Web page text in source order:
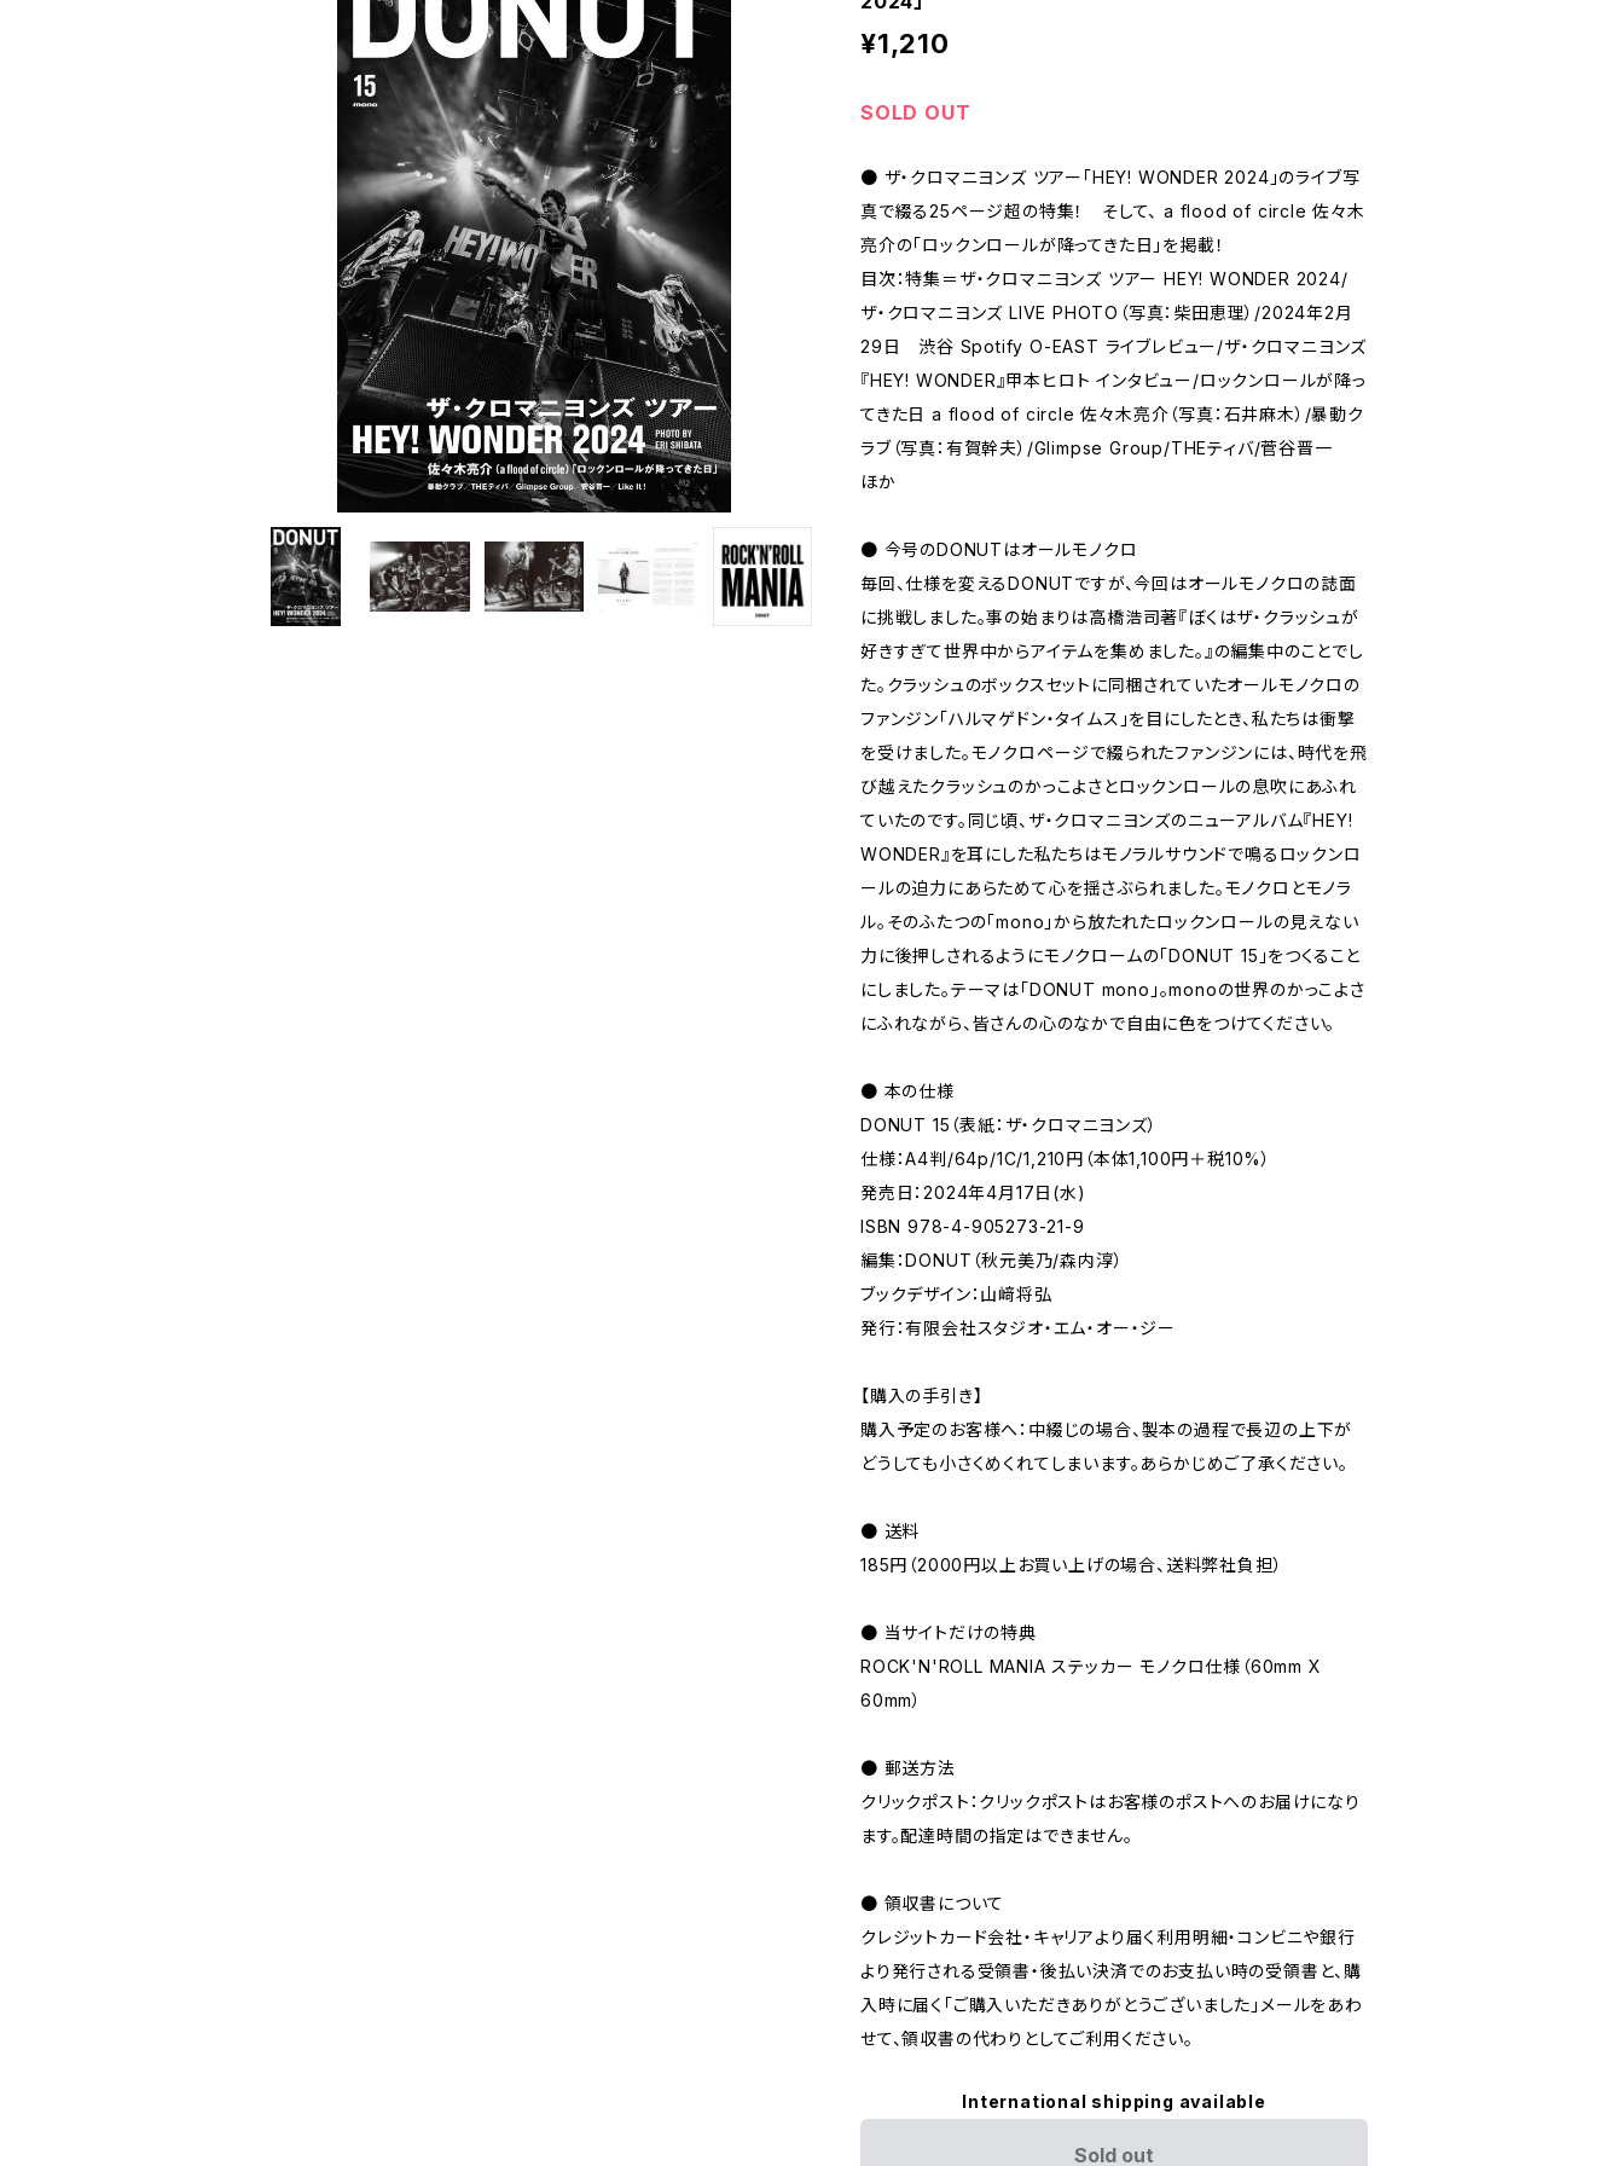
¥1,210
SOLD OUT
● ザ・クロマニヨンズ ツアー「HEY! WONDER 2024」のライブ写
真で綴る25ページ超の特集！ そして、 a flood of circle 佐々木
亮介の「ロックンロールが降ってきた日」を掲載！
目次：特集＝ザ・クロマニヨンズ ツアー HEY! WONDER 2024/
ザ・クロマニヨンズ LIVE PHOTO（写真：柴田恵理）/2024年2月
29日 渋谷 Spotify O-EAST ライブレビュー/ザ・クロマニヨンズ
『HEY! WONDER』甲本ヒロト インタビュー/ロックンロールが降っ
てきた日 a flood of circle 佐々木亮介（写真：石井麻木）/暴動ク
ラブ（写真：有賀幹夫）/Glimpse Group/THEティバ/菅谷晋一
ほか
● 今号のDONUTはオールモノクロ
毎回、仕様を変えるDONUTですが、今回はオールモノクロの誌面
に挑戦しました。事の始まりは高橋浩司著『ぼくはザ・クラッシュが
好きすぎて世界中からアイテムを集めました。』の編集中のことでし
た。クラッシュのボックスセットに同梱されていたオールモノクロの
ファンジン「ハルマゲドン・タイムス」を目にしたとき、私たちは衝撃
を受けました。モノクロページで綴られたファンジンには、時代を飛
び越えたクラッシュのかっこよさとロックンロールの息吹にあふれ
ていたのです。同じ頃、ザ・クロマニヨンズのニューアルバム『HEY!
WONDER』を耳にした私たちはモノラルサウンドで鳴るロックンロ
ールの迫力にあらためて心を揺さぶられました。モノクロとモノラ
ル。そのふたつの「mono」から放たれたロックンロールの見えない
力に後押しされるようにモノクロームの「DONUT 15」をつくること
にしました。テーマは「DONUT mono」。monoの世界のかっこよさ
にふれながら、皆さんの心のなかで自由に色をつけてください。
● 本の仕様
DONUT 15（表紙：ザ・クロマニヨンズ）
仕様：A4判/64p/1C/1,210円（本体1,100円＋税10%）
発売日：2024年4月17日(水)
ISBN 978-4-905273-21-9
編集：DONUT（秋元美乃/森内淳）
ブックデザイン：山﨑将弘
発行：有限会社スタジオ・エム・オー・ジー
【購入の手引き】
購入予定のお客様へ：中綴じの場合、製本の過程で長辺の上下が
どうしても小さくめくれてしまいます。あらかじめご了承ください。
● 送料
185円（2000円以上お買い上げの場合、送料弊社負担）
● 当サイトだけの特典
ROCK'N'ROLL MANIA ステッカー モノクロ仕様（60mm X
60mm）
● 郵送方法
クリックポスト：クリックポストはお客様のポストへのお届けになり
ます。配達時間の指定はできません。
● 領収書について
クレジットカード会社・キャリアより届く利用明細・コンビニや銀行
より発行される受領書・後払い決済でのお支払い時の受領書と、購
入時に届く「ご購入いただきありがとうございました」メールをあわ
せて、領収書の代わりとしてご利用ください。
International shipping available
Sold out